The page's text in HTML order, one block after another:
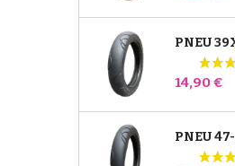
Prix
14,90 €